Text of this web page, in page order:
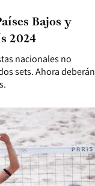
nacionales no
sets. Ahora deberán
Bajos y
2024